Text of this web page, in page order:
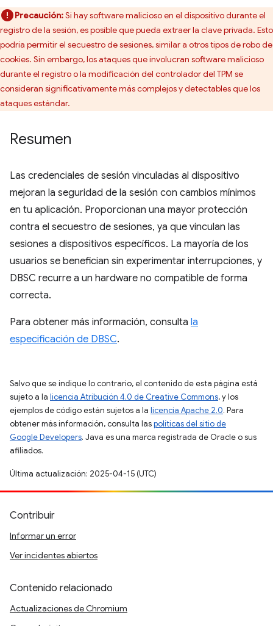
Precaución:Si hay software malicioso en el dispositivo durante el
registro de la sesión, es posible que pueda extraer la clave privada. Esto
podría permitir el secuestro de sesiones, similar a otros tipos de robo de
cookies. Sin embargo, los ataques que involucran software malicioso
durante el registro o la modificación del controlador del TPM se
consideran significativamente más complejos y detectables que los
ataques estándar.
Resumen
Las credenciales de sesión vinculadas al dispositivo
mejoran la seguridad de la sesión con cambios mínimos
en tu aplicación. Proporcionan una mayor protección
contra el secuestro de sesiones, ya que vinculan las
sesiones a dispositivos específicos. La mayoría de los
usuarios se benefician sin experimentar interrupciones, y
DBSC recurre a un hardware no compatible de forma
correcta.
Para obtener más información, consulta la
especificación de DBSC.
Salvo que se indique lo contrario, el contenido de esta página está
sujeto a la licencia Atribución 4.0 de Creative Commons, y los
ejemplos de código están sujetos a la licencia Apache 2.0. Para
obtener más información, consulta laspolíticas del sitio de
Google Developers. Java es una marca registrada de Oracle o sus
afiliados.
Última actualización: 2025-04-15 (UTC)
Contribuir
Informar un error
Ver incidentes abiertos
Contenido relacionado
Actualizaciones de Chromium